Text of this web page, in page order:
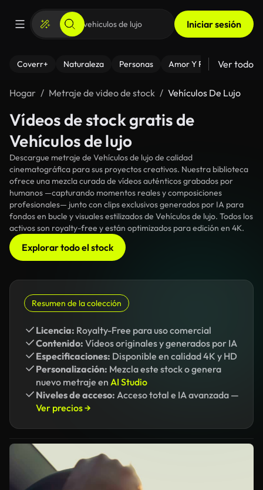
Iniciar sesión
Coverr+ Naturaleza Personas Amor Y Relaciones
Ver todo
Hogar Metraje de video de stock Vehículos De Lujo
Vídeos de stock gratis de
Vehículos de lujo
Descargue metraje de Vehículos de lujo de calidad
cinematográfica para sus proyectos creativos. Nuestra biblioteca
ofrece una mezcla curada de vídeos auténticos grabados por
humanos —capturando momentos reales y composiciones
profesionales— junto con clips exclusivos generados por IA para
fondos en bucle y visuales estilizados de Vehículos de lujo. Todos los
activos son royalty-free y están optimizados para edición en 4K.
Explorar todo el stock
Resumen de la colección
Licencia: Royalty-Free para uso comercial
Contenido: Vídeos originales y generados por IA
Especificaciones: Disponible en calidad 4K y HD
Personalización: Mezcla este stock o genera
nuevo metraje en AI Studio
Niveles de acceso: Acceso total e IA avanzada —
Ver precios →